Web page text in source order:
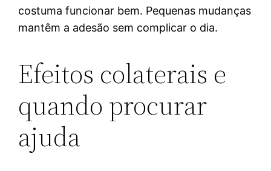
costuma funcionar bem. Pequenas mudanças
mantêm a adesão sem complicar o dia.
Efeitos colaterais e
quando procurar
ajuda